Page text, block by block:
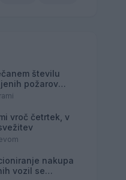
številu
požarov
k
vroč četrtek, v
nakupa
vozil se